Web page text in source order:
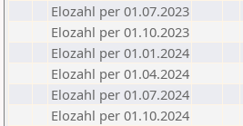
Elozahl per 01.07.2023
Elozahl per 01.10.2023
Elozahl per 01.01.2024
Elozahl per 01.04.2024
Elozahl per 01.07.2024
Elozahl per 01.10.2024